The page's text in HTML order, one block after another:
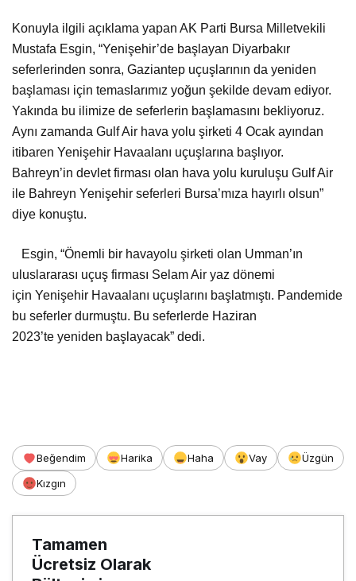
Konuyla ilgili açıklama yapan AK Parti Bursa Milletvekili
Mustafa Esgin, “Yenişehir’de başlayan Diyarbakır
seferlerinden sonra, Gaziantep uçuşlarının da yeniden
başlaması için temaslarımız yoğun şekilde devam ediyor.
Yakında bu ilimize de seferlerin başlamasını bekliyoruz.
Aynı zamanda Gulf Air hava yolu şirketi 4 Ocak ayından
itibaren Yenişehir Havaalanı uçuşlarına başlıyor.
Bahreyn’in devlet firması olan hava yolu kuruluşu Gulf Air
ile Bahreyn Yenişehir seferleri Bursa’mıza hayırlı olsun”
diye konuştu.
Esgin, “Önemli bir havayolu şirketi olan Umman’ın
uluslararası uçuş firması Selam Air yaz dönemi
için Yenişehir Havaalanı uçuşlarını başlatmıştı. Pandemide
bu seferler durmuştu. Bu seferlerde Haziran
2023’te yeniden başlayacak” dedi.
Beğendim Harika Haha Vay
Üzgün
Kızgın
Tamamen
Ücretsiz Olarak